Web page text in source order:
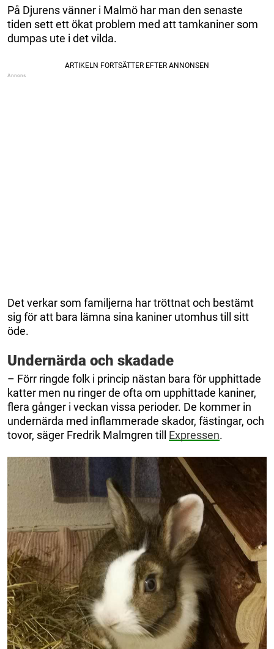
På Djurens vänner i Malmö har man den senaste
tiden sett ett ökat problem med att tamkaniner som
dumpas ute i det vilda.
Det verkar som familjerna har tröttnat och bestämt
sig för att bara lämna sina kaniner utomhus till sitt
öde.
Undernärda och skadade
– Förr ringde folk i princip nästan bara för upphittade
katter men nu ringer de ofta om upphittade kaniner,
flera gånger i veckan vissa perioder. De kommer in
undernärda med inflammerade skador, fästingar, och
tovor, säger Fredrik Malmgren till Expressen.